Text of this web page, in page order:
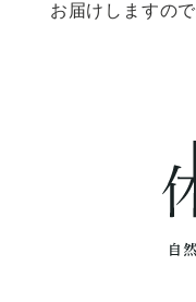
お届けしますの